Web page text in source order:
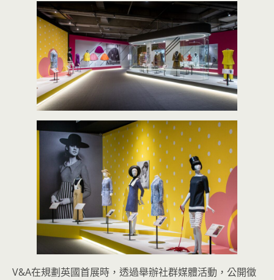
V&A在規劃英國首展時，透過舉辦社群媒體活動，公開徵